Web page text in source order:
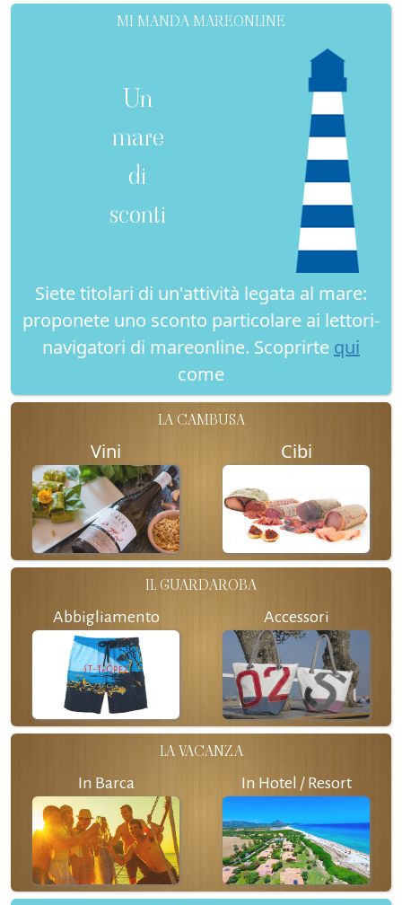
MI MANDA MAREONLINE
Un
mare
di
sconti
Siete titolari di un'attività legata al mare:
proponete uno sconto particolare ai lettori-
navigatori di mareonline. Scoprirte qui
come
LA CAMBUSA
Vini Cibi
IL GUARDAROBA
Abbigliamento Accessori
LA VACANZA
In Barca In Hotel / Resort